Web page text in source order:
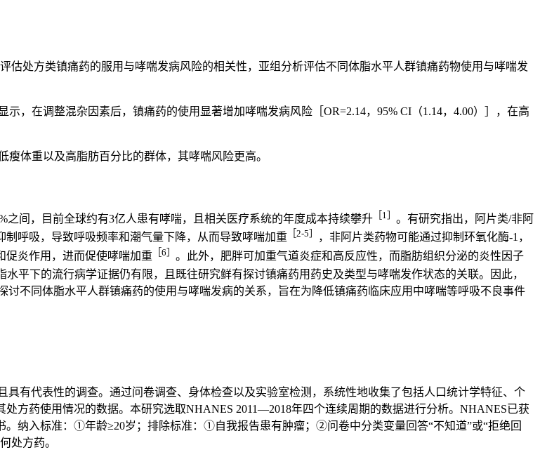
估处方类镇痛药的服用与哮喘发病风险的相关性，亚组分析评估不同体脂水平人群镇痛药物使用与哮喘发
，在调整混杂因素后，镇痛药的使用显著增加哮喘发病风险［OR=2.14，95% CI（1.14，4.00）］，在高
体重以及高脂肪百分比的群体，其哮喘风险更高。
间，目前全球约有3亿人患有哮喘，且相关医疗系统的年度成本持续攀升 ［1］ 。有研究指出，阿片类/非阿
呼吸，导致呼吸频率和潮气量下降，从而导致哮喘加重 ［2-5］
，非阿片类药物可能通过抑制环氧化酶-1，
促炎作用，进而促使哮喘加重 ［6］ 。此外，肥胖可加重气道炎症和高反应性，而脂肪组织分泌的炎性因子
水平下的流行病学证据仍有限，且既往研究鲜有探讨镇痛药用药史及类型与哮喘发作状态的关联。因此，
不同体脂水平人群镇痛药的使用与哮喘发病的关系，旨在为降低镇痛药临床应用中哮喘等呼吸不良事件
有代表性的调查。通过问卷调查、身体检查以及实验室检测，系统性地收集了包括人口统计学特征、个
方药使用情况的数据。本研究选取NHANES 2011—2018年四个连续周期的数据进行分析。NHANES已获
纳入标准：①年龄≥20岁；排除标准：①自我报告患有肿瘤；②问卷中分类变量回答“不知道”或“拒绝回
处方药。